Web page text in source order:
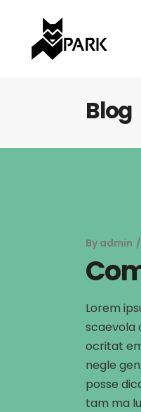
Blog
By admin
Lorem
scaevola
ocritat
negle
posse
tam ma